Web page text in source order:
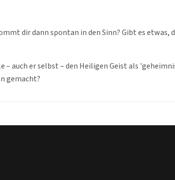
dir dann spontan in den Sinn? Gibt es
– auch er selbst – den Heiligen Geist als
gemacht?